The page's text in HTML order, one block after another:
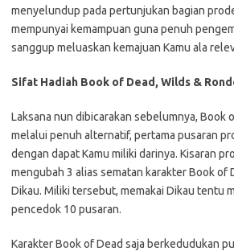
menyelundup pada pertunjukan bagian
mempunyai kemampuan guna penuh
sanggup meluaskan kemajuan Kamu ala
Sifat Hadiah Book of Dead, Wilds &
Laksana nun dibicarakan sebelumnya, Book
melalui penuh alternatif, pertama pusaran
dengan dapat Kamu miliki darinya. Kisaran
mengubah 3 alias sematan karakter Book of
Dikau. Miliki tersebut, memakai Dikau tentu
pencedok 10 pusaran.
Karakter Book of Dead saja berkedudukan